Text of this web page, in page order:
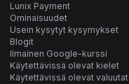
Lunix Payment
Ominaisuudet
Usein kysytyt kysymykset
Blogit
Ilmainen Google-kurssi
Käytettävissä olevat kielet
Käytettävissä olevat valuutat